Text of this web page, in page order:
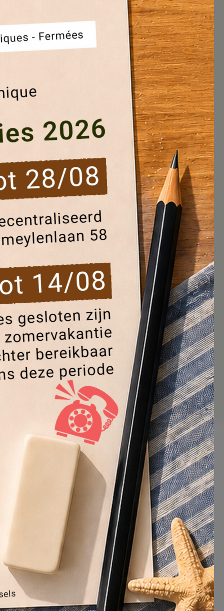
Rue Picardie 92 - 1140 Evere
Mardi de 08/30 à 11h30 (locataires)

Ecrire
everecity@everecity.brussels